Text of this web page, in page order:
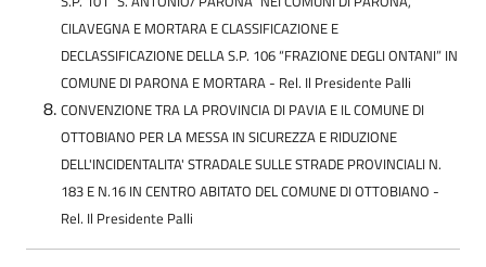
CILAVEGNA E MORTARA E CLASSIFICAZIONE E
DECLASSIFICAZIONE DELLA S.P. 106 “FRAZIONE DEGLI ONTANI” IN
COMUNE DI PARONA E MORTARA - Rel. Il Presidente Palli
CONVENZIONE TRA LA PROVINCIA DI PAVIA E IL COMUNE DI
OTTOBIANO PER LA MESSA IN SICUREZZA E RIDUZIONE
DELL'INCIDENTALITA' STRADALE SULLE STRADE PROVINCIALI N.
183 E N.16 IN CENTRO ABITATO DEL COMUNE DI OTTOBIANO -
Rel. Il Presidente Palli